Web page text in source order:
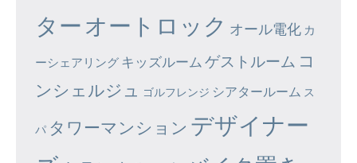
ター オートロック オール電化 カ
ーシェアリング キッズルーム ゲストルーム コ
ンシェルジュ
ゴルフレンジ シアタールーム ス
パ タワーマンション デザイナー